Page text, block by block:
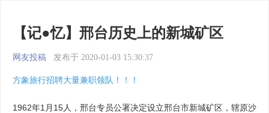
【记●忆】邢台历史上的新城矿区
网友投稿 发布于 2020-01-03 15:30:37
方象旅行招聘大量兼职领队！！！
1962年1月15人，邢台专员公署决定设立邢台市新城矿区，辖原沙